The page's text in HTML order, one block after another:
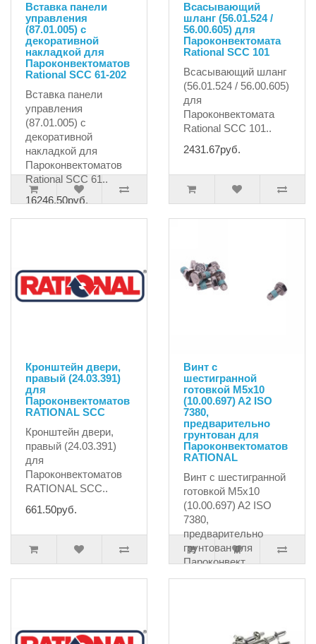
Вставка панели
управления
(87.01.005) с
декоративной
накладкой для
Пароконвектоматов
Rational SCC 61-202
Вставка панели
управления
(87.01.005) с
декоративной
накладкой для
Пароконвектоматов
Rational SCC 61..
16246.50руб.
Всасывающий
шланг (56.01.524 /
56.00.605) для
Пароконвектомата
Rational SCC 101
Всасывающий шланг
(56.01.524 / 56.00.605)
для
Пароконвектомата
Rational SCC 101..
2431.67руб.
Кронштейн двери,
правый (24.03.391)
для
Пароконвектоматов
RATIONAL SCC
Кронштейн двери,
правый (24.03.391)
для
Пароконвектоматов
RATIONAL SCC..
661.50руб.
Винт с
шестигранной
готовкой M5x10
(10.00.697) A2 ISO
7380,
предварительно
грунтован для
Пароконвектоматов
RATIONAL
Винт с шестигранной
готовкой M5x10
(10.00.697) A2 ISO
7380,
предварительно
грунтован для
Пароконвект..
317.25руб.